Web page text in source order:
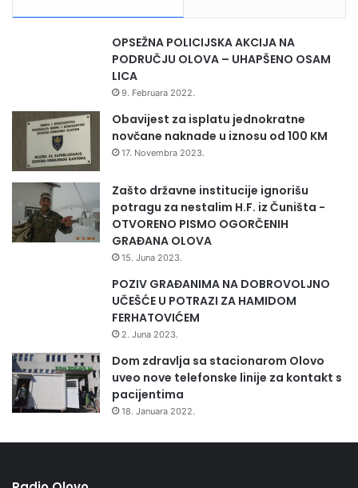
OPSEŽNA POLICIJSKA AKCIJA NA
PODRUČJU OLOVA – UHAPŠENO OSAM
LICA
9. Februara 2022.
Obavijest za isplatu jednokratne
novčane naknade u iznosu od 100 KM
17. Novembra 2023.
Zašto državne institucije ignorišu
potragu za nestalim H.F. iz Čuništa -
OTVORENO PISMO OGORČENIH
GRAĐANA OLOVA
15. Juna 2023.
POZIV GRAĐANIMA NA DOBROVOLJNO
UČEŠĆE U POTRAZI ZA HAMIDOM
FERHATOVIĆEM
2. Juna 2023.
Dom zdravlja sa stacionarom Olovo
uveo nove telefonske linije za kontakt s
pacijentima
18. Januara 2022.